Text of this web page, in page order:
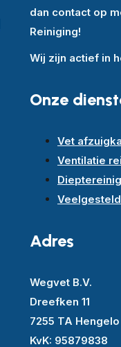
dan contact op
Reiniging!
Wij zijn actief in
Onze
Vet
Ventilatie
Adres
Wegvet B.V.
Dreefken 11
7255 TA
KvK: 95879838